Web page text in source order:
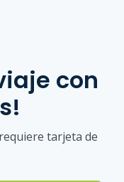
con
tarjeta de